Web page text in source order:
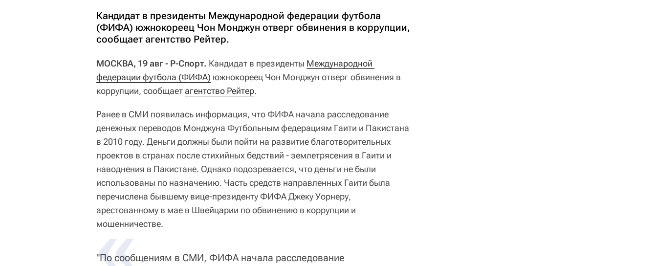
Кандидат в президенты Международной федерации футбола
(ФИФА) южнокореец Чон Монджун отверг обвинения в коррупции,
сообщает агентство Рейтер.
МОСКВА, 19 авг - Р-Спорт. Кандидат в президенты Международной
федерации футбола (ФИФА) южнокореец Чон Монджун отверг обвинения в
коррупции, сообщаетагентство Рейтер.
Ранее в СМИ появилась информация, что ФИФА начала расследование
денежных переводов Монджуна Футбольным федерациям Гаити и Пакистана
в 2010 году. Деньги должны были пойти на развитие благотворительных
проектов в странах после стихийных бедствий - землетрясения в Гаити и
наводнения в Пакистане. Однако подозревается, что деньги не были
использованы по назначению. Часть средств направленных Гаити была
перечислена бывшему вице-президенту ФИФА Джеку Уорнеру,
арестованному в мае в Швейцарии по обвинению в коррупции и
мошенничестве.
"По сообщениям в СМИ, ФИФА начала расследование